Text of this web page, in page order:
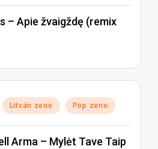
– Apie žvaigždę (remix
Litván zene Pop zene
Arma – Mylėt Tave Taip